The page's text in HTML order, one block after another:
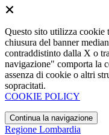
Questo sito utilizza cookie
chiusura del banner
contraddistinto dalla X o
navigazione" comporta la
assenza di cookie o altri
sopracitati.
COOKIE POLICY
Continua la navigazione
Regione Lombardia